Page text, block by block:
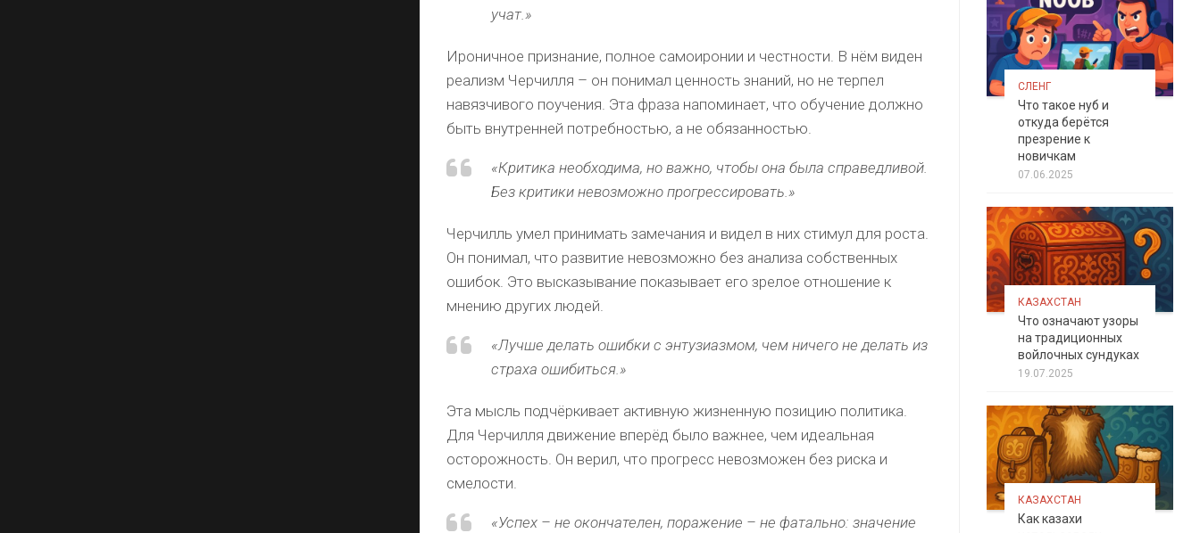
учат.»
Ироничное признание, полное самоиронии и честности. В нём виден
реализм Черчилля – он понимал ценность знаний, но не терпел
навязчивого поучения. Эта фраза напоминает, что обучение должно
быть внутренней потребностью, а не обязанностью.
«Критика необходима, но важно, чтобы она была справедливой.
Без критики невозможно прогрессировать.»
Черчилль умел принимать замечания и видел в них стимул для роста.
Он понимал, что развитие невозможно без анализа собственных
ошибок. Это высказывание показывает его зрелое отношение к
мнению других людей.
«Лучше делать ошибки с энтузиазмом, чем ничего не делать из
страха ошибиться.»
Эта мысль подчёркивает активную жизненную позицию политика.
Для Черчилля движение вперёд было важнее, чем идеальная
осторожность. Он верил, что прогресс невозможен без риска и
смелости.
«Успех – не окончателен, поражение – не фатально: значение
СЛЕНГ
Что такое нуб и
откуда берётся
презрение к
новичкам
07.06.2025
КАЗАХСТАН
Что означают узоры
на традиционных
войлочных сундуках
19.07.2025
КАЗАХСТАН
Как казахи